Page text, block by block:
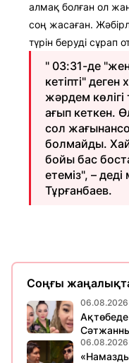
алмақ болған ол
соң жасаған.
түрін беруді сұрап
" 03:31-де
кетіпті"
жәрдем
ағып кеткен.
сол
болмайды.
бойы бас
етеміз", –
Тұрғанбаев.
Соңғы
06.08.2026
06.08.2026